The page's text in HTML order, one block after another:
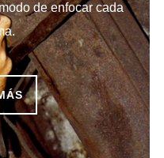
de enfocar cada